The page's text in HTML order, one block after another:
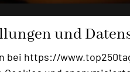
und
bei https://
in ein unvergessliches